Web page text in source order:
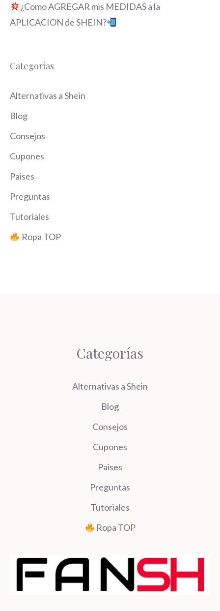
¿Como AGREGAR mis MEDIDAS a la
APLICACION de SHEIN?
Categorías
Alternativas a Shein
Blog
Consejos
Cupones
Paises
Preguntas
Tutoriales
Ropa TOP
Categorías
Alternativas a Shein
Blog
Consejos
Cupones
Paises
Preguntas
Tutoriales
Ropa TOP